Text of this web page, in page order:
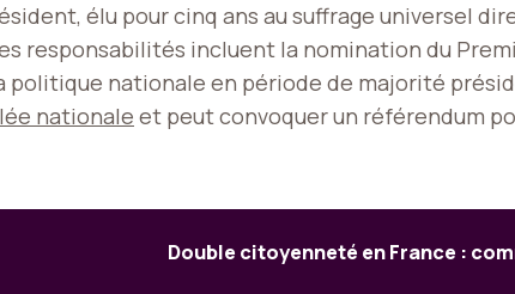
élu pour cinq ans au suffrage universel
responsabilités incluent la nomination du
politique nationale en période de majorité
nationale et peut convoquer un référendum
Double citoyenneté en France :